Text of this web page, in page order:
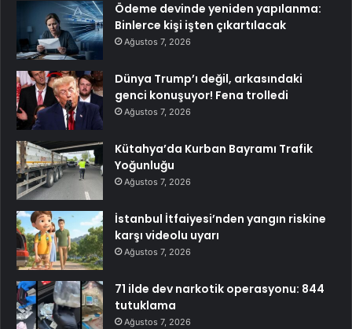
Ödeme devinde yeniden yapılanma:
Binlerce kişi işten çıkartılacak
Ağustos 7, 2026
Dünya Trump’ı değil, arkasındaki
genci konuşuyor! Fena trolledi
Ağustos 7, 2026
Kütahya’da Kurban Bayramı Trafik
Yoğunluğu
Ağustos 7, 2026
İstanbul İtfaiyesi’nden yangın riskine
karşı videolu uyarı
Ağustos 7, 2026
71 ilde dev narkotik operasyonu: 844
tutuklama
Ağustos 7, 2026